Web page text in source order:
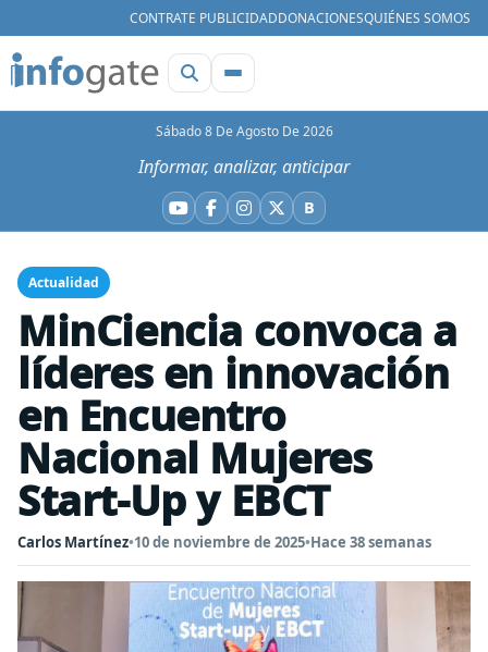
CONTRATE PUBLICIDADDONACIONESQUIÉNES SOMOS
Sábado 8 De Agosto De 2026
Informar, analizar, anticipar
YouTube
Facebook
Instagram
X BBluesky
Actualidad
MinCiencia convoca a
líderes en innovación
en Encuentro
Nacional Mujeres
Start-Up y EBCT
Carlos Martínez•10 de noviembre de 2025•Hace 38 semanas